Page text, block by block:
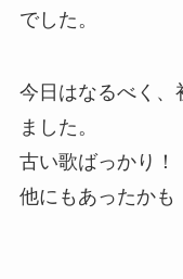
でした。
今日はなるべく、
ました。
古い歌ばっかり！
他にもあったかも